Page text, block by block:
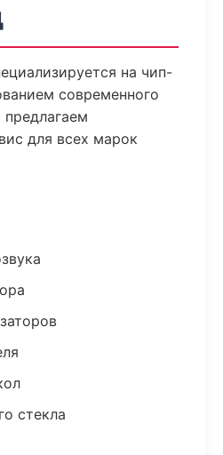
на чип-
современного
для всех марок
стекла